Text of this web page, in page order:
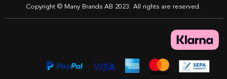
Copyright © Many Brands AB 2023. All rights are reserved.